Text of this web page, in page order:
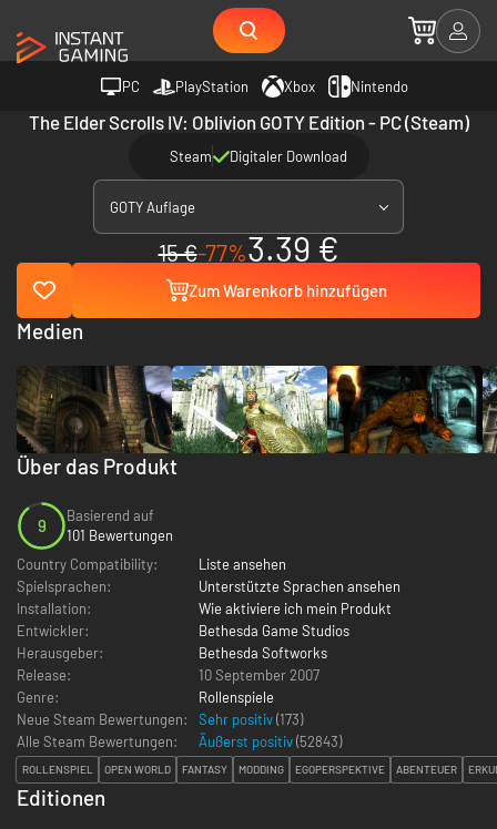
PC PlayStation Xbox Nintendo
The Elder Scrolls IV: Oblivion GOTY Edition - PC (Steam)
Steam Digitaler Download
GOTY Auflage
15 €-77%3.39 €
Zum Warenkorb hinzufügen
Über das Produkt
9
Basierend auf
101 Bewertungen
Country Compatibility:
Liste ansehen
Spielsprachen:
Unterstützte Sprachen ansehen
Installation:
Wie aktiviere ich mein Produkt
Entwickler:
Bethesda Game Studios
Herausgeber:
Bethesda Softworks
Release:
10 September 2007
Genre:
Rollenspiele
Neue Steam Bewertungen:
Sehr positiv(173)
Alle Steam Bewertungen:
Äußerst positiv(52843)
ROLLENSPIEL OPEN WORLD FANTASY MODDING EGOPERSPEKTIVE ABENTEUER
Editionen
Medien